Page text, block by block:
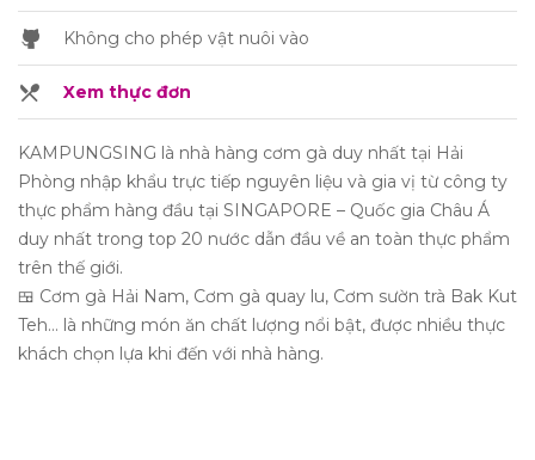
Không cho phép vật nuôi vào
Xem thực đơn
KAMPUNGSING là nhà hàng cơm gà duy nhất tại Hải
Phòng nhập khẩu trực tiếp nguyên liệu và gia vị từ công ty
thực phẩm hàng đầu tại SINGAPORE – Quốc gia Châu Á
duy nhất trong top 20 nước dẫn đầu về an toàn thực phẩm
trên thế giới.
🍱 Cơm gà Hải Nam, Cơm gà quay lu, Cơm sườn trà Bak Kut
Teh… là những món ăn chất lượng nổi bật, được nhiều thực
khách chọn lựa khi đến với nhà hàng.